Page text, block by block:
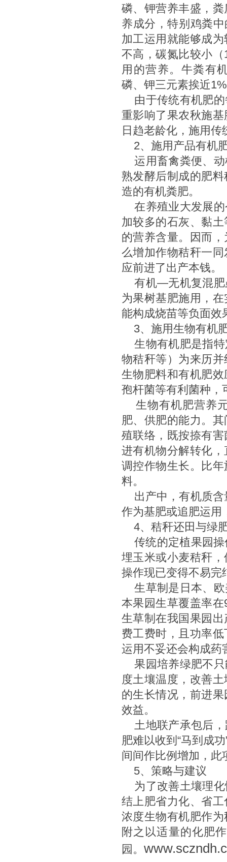
磷、钾营养丰盛，
养成分，特别鸡粪
加工运用就能够成
不高，碳氮比较小
用的营养。牛粪有
磷、钾三元素挨近
由于传统有机肥的
重影响了果农秋施
日趋老龄化，施用
2、施用产品有机
运用畜禽粪便、动
熟发酵后制成的肥
造的有机粪肥。
在养殖业大发展的
加较多的石灰、黏
的营养含量。因而
么增加作物秸秆一
应前进了出产本钱。
有机—无机复混肥
为果树基肥施用，
能构成烧苗等负面效
3、施用生物有机
生物有机肥是指特
物秸秆等）为来历
生物肥料和有机肥
孢杆菌等有利菌种，
生物有机肥营养
肥、供肥的能力。
殖联络，既按捺有
进有机物分解转化
调控作物生长。比
料。
出产中，有机质含
作为基肥或追肥运用
4、秸秆还田与绿
传统的定植果园操
埋玉米或小麦秸秆
操作现已变得不易完
生草制是日本、欧
本果园生草覆盖率
生草制在我国果园
费工费时，且功率
运用不妥还会构成药
果园培养绿肥不只
度土壤温度，改善
的生长情况，前进
效益。
土地联产承包后，
肥难以收到“马到成
间间作比例增加，此
5、策略与建议
为了改善土壤理化
结上肥省力化、省
浓度生物有机肥作
附之以适量的化肥
园。